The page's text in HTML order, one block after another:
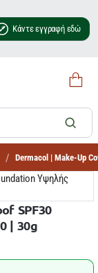
Κάντε εγγραφή εδώ
Dermacol | Make-Up
SPF30
| 30g